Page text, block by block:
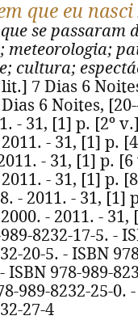
que eu nasci
se passaram
meteorologia;
cultura;
7 Dias 6
6 Noites,
- 31, [1] p. [2º
- 31, [1] p.
- 31, [1] p.
- 31, [1] p.
- 2011. - 31, [1]
- 2011. - 31,
8232-17-5. -
20-5. - ISBN
ISBN 978-989-
989-8232-25-0.
27-4